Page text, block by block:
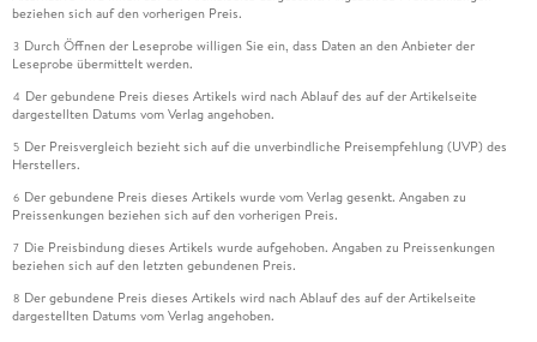
beziehen sich auf den vorherigen Preis.
3 Durch Öffnen der Leseprobe willigen Sie ein, dass Daten an den Anbieter der
Leseprobe übermittelt werden.
4 Der gebundene Preis dieses Artikels wird nach Ablauf des auf der Artikelseite
dargestellten Datums vom Verlag angehoben.
5 Der Preisvergleich bezieht sich auf die unverbindliche Preisempfehlung (UVP) des
Herstellers.
6 Der gebundene Preis dieses Artikels wurde vom Verlag gesenkt. Angaben zu
Preissenkungen beziehen sich auf den vorherigen Preis.
7 Die Preisbindung dieses Artikels wurde aufgehoben. Angaben zu Preissenkungen
beziehen sich auf den letzten gebundenen Preis.
8 Der gebundene Preis dieses Artikels wird nach Ablauf des auf der Artikelseite
dargestellten Datums vom Verlag angehoben.